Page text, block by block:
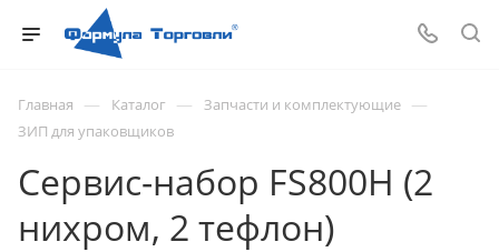
Главная — Каталог — Запчасти и комплектующие —
ЗИП для упаковщиков
Сервис-набор FS800Н (2
нихром, 2 тефлон)